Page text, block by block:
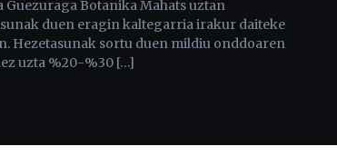
Guezuraga Botanika Mahats uztan
duen eragin kaltegarria irakur daiteke
Hezetasunak sortu duen mildiu onddoaren
uzta %20-%30 […]